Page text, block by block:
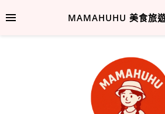
MAMAHUHU 美食旅